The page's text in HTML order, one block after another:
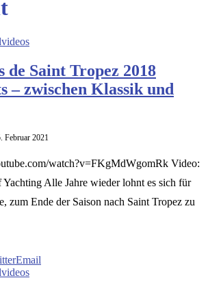
de Saint Tropez 2018
– zwischen Klassik und
Februar 2021
watch?v=FKgMdWgomRk Video:
Alle Jahre wieder lohnt es sich für
zum Ende der Saison nach Saint Tropez zu
Email